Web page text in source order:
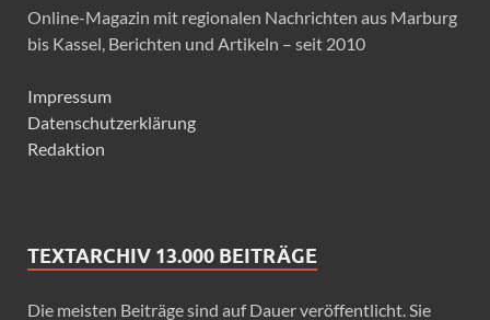
Online-Magazin mit regionalen Nachrichten aus Marburg
bis Kassel, Berichten und Artikeln – seit 2010
Impressum
Datenschutzerklärung
Redaktion
TEXTARCHIV 13.000 BEITRÄGE
Die meisten Beiträge sind auf Dauer veröffentlicht. Sie